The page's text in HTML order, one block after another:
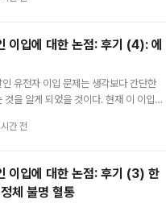
대학교 생물다양성 연구소 및 자연사..
가 이로부터 파생될 것이고, 그 해결과
바, 그 드라마틱한 과정을 실시간으로
리는 매우 행복한 세대라 하겠다. http
prizes/medicine/2022/
이입에 대한 논점: 후기 (4): 에
유전자 이입 문제는 생각보다 간단한
것을 알게 되었을 것이다. 현재 이 이입문
르탈인의 흔적이 거의 없지만, 정작 상
경우가 그 반대인 현생인류 아버지, 네안
다 더 많았다는 보고가 한 번 나와서이
간 전
이입에 대한 논점: 후기 (3) 한
체 불명 혈통